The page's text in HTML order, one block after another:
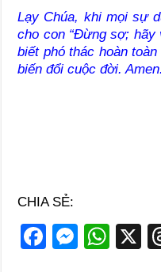
Lạy Chúa, khi mọi sự
cho con “Đừng sợ; hãy
biết phó thác hoàn
biến đổi cuộc đời. Amen.
CHIA SẺ:
F
M
W
X